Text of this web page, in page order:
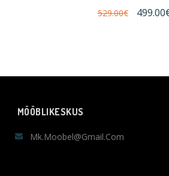
529.00€
499.00€
MÖÖBLIKESKUS
Mk.moobel@gmail.com